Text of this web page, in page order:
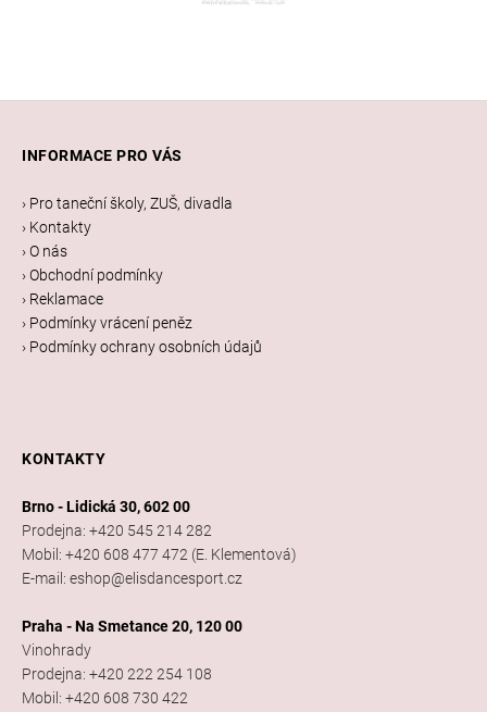
INFORMACE PRO VÁS
› Pro taneční školy, ZUŠ, divadla
› Kontakty
› O nás
› Obchodní podmínky
› Reklamace
› Podmínky vrácení peněz
› Podmínky ochrany osobních údajů
KONTAKTY
Brno - Lidická 30, 602 00
Prodejna: +420 545 214 282
Mobil: +420 608 477 472 (E. Klementová)
E-mail: eshop@elisdancesport.cz
Praha - Na Smetance 20, 120 00
Vinohrady
Prodejna: +420 222 254 108
Mobil: +420 608 730 422